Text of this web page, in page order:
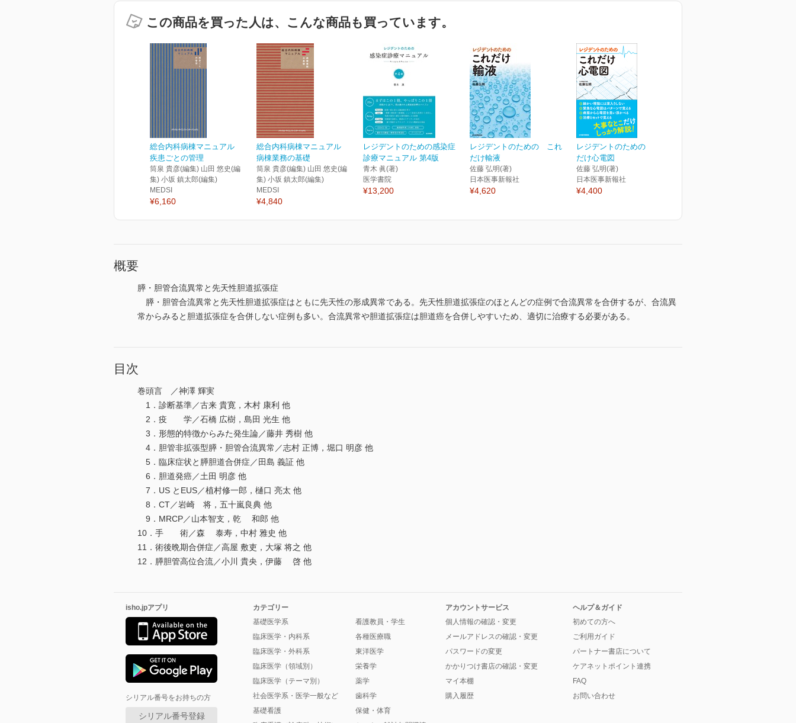
この商品を買った人は、こんな商品も買っています。
総合内科病棟マニュアル
疾患ごとの管理
筒泉 貴彦(編集) 山田 悠史(編
集) 小坂 鎮太郎(編集)
MEDSI
¥6,160
総合内科病棟マニュアル
病棟業務の基礎
筒泉 貴彦(編集) 山田 悠史(編
集) 小坂 鎮太郎(編集)
MEDSI
¥4,840
レジデントのための感染症
診療マニュアル 第4版
青木 眞(著)
医学書院
¥13,200
レジデントのための これ
だけ輸液
佐藤 弘明(著)
日本医事新報社
¥4,620
レジデントのための これ
だけ心電図
佐藤 弘明(著)
日本医事新報社
¥4,400
概要
膵・胆管合流異常と先天性胆道拡張症
膵・胆管合流異常と先天性胆道拡張症はともに先天性の形成異常である。先天性胆道拡張症のほとんどの症例で合流異常を合併するが、合流異
常からみると胆道拡張症を合併しない症例も多い。合流異常や胆道拡張症は胆道癌を合併しやすいため、適切に治療する必要がある。
目次
巻頭言 ／神澤 輝実
1．診断基準／古来 貴寛，木村 康利 他
2．疫 学／石橋 広樹，島田 光生 他
3．形態的特徴からみた発生論／藤井 秀樹 他
4．胆管非拡張型膵・胆管合流異常／志村 正博，堀口 明彦 他
5．臨床症状と膵胆道合併症／田島 義証 他
6．胆道発癌／土田 明彦 他
7．US とEUS／植村修一郎，樋口 亮太 他
8．CT／岩崎 将，五十嵐良典 他
9．MRCP／山本智支，乾 和郎 他
10．手 術／森 泰寿，中村 雅史 他
11．術後晩期合併症／高屋 敷吏，大塚 将之 他
12．膵胆管高位合流／小川 貴央，伊藤 啓 他
isho.jpアプリ
シリアル番号をお持ちの方
シリアル番号登録
カテゴリー
基礎医学系
臨床医学・内科系
臨床医学・外科系
臨床医学（領域別）
臨床医学（テーマ別）
社会医学系・医学一般など
基礎看護
看護教員・学生
各種医療職
東洋医学
栄養学
薬学
歯科学
保健・体育
アカウントサービス
個人情報の確認・変更
メールアドレスの確認・変更
パスワードの変更
かかりつけ書店の確認・変更
マイ本棚
購入履歴
ヘルプ＆ガイド
初めての方へ
ご利用ガイド
パートナー書店について
ケアネットポイント連携
FAQ
お問い合わせ